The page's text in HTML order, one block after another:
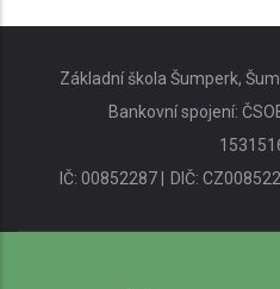
Základní škola Šumperk,
Bankovní spojení:
IČ: 00852287 |
DIČ: